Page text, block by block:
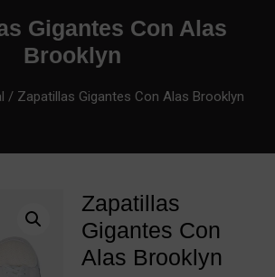
Gigantes Con Alas
Brooklyn
/ Zapatillas Gigantes Con Alas Brooklyn
Zapatillas
Gigantes Con
Alas Brooklyn